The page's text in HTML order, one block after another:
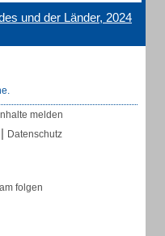
und der Länder, 2024
Inhalte melden
| Datenschutz
folgen